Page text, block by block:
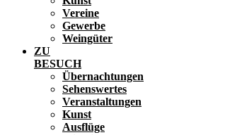
Vereine
Gewerbe
Weingüter
ZU
BESUCH
Übernachtungen
Sehenswertes
Veranstaltungen
Kunst
Ausflüge